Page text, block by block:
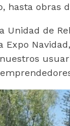
hasta obras
de